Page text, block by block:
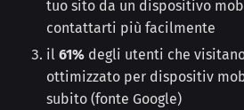
tuo sito da un dispositivo
contattarti più facilmente
il 61% degli utenti che
ottimizzato per dispositiv
subito (fonte Google)